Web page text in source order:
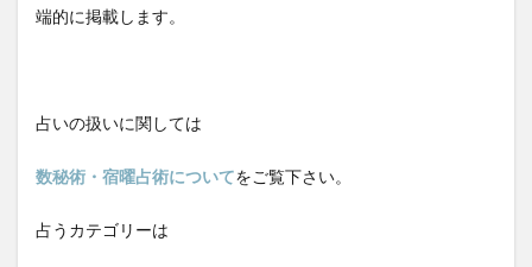
端的に掲載します。
占いの扱いに関しては
数秘術・宿曜占術についてをご覧下さい。
占うカテゴリーは